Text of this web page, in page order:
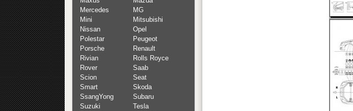
Mercedes
MG
Mini
Mitsubishi
Nissan
Opel
Polestar
Peugeot
Porsche
Renault
Rivian
Rolls Royce
Rover
Saab
Scion
Seat
Smart
Skoda
SsangYong
Subaru
Suzuki
Tesla